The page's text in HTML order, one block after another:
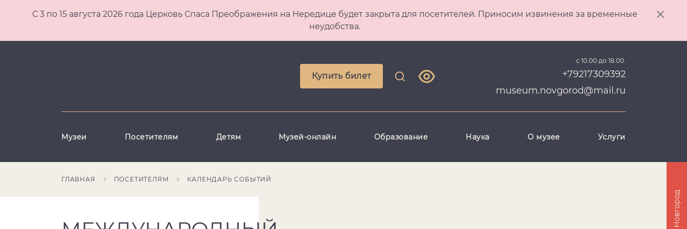
С 3 по 15 августа 2026 года Церковь Спаса Преображения на Нередице будет закрыта для посетителей. Приносим извинения за временные
неудобства.
Купить билет
с 10.00 до 18.00.
+79217309392
museum.novgorod@mail.ru
Музеи Посетителям Детям Музей-онлайн Образование Наука О музее Услуги
ГЛАВНАЯ ПОСЕТИТЕЛЯМ КАЛЕНДАРЬ СОБЫТИЙ